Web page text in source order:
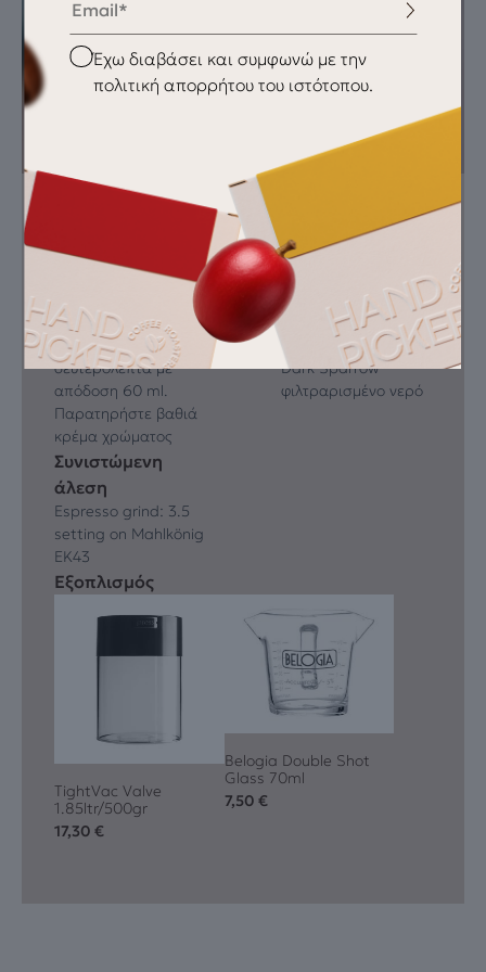
Ζυγίστε 18 – 19 g
καφέ και κάντε
Εκχυλίστε στους 93
°C για 25 – 28
δευτερόλεπτα με
απόδοση 60 ml.
Παρατηρήστε βαθιά
κρέμα χρώματος
Θα χρειαστείς
Μηχανή espresso
μύλος
πιεστήριο
ζυγαριά
φρεσκοκαβουρδισμένος
Dark Sparrow
φιλτραρισμένο νερό
Συνιστώμενη
άλεση
Espresso grind: 3.5
setting on Mahlkönig
EK43
Εξοπλισμός
TightVac Valve
1.85ltr/500gr
17,30 €
Belogia Double Shot
Glass 70ml
7,50 €
Checkbox
Έχω διαβάσει και συμφωνώ με την
πολιτική απορρήτου του ιστότοπου.